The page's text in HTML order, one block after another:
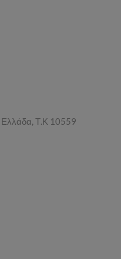
Ελλάδα, Τ.Κ 10559